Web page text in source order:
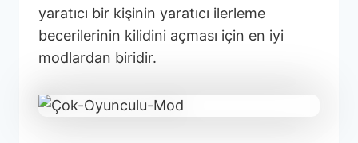
yaratıcı bir kişinin yaratıcı ilerleme
becerilerinin kilidini açması için en iyi
modlardan biridir.